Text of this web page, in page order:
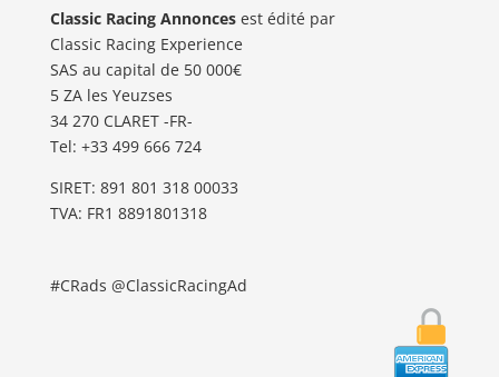
Classic Racing Annoncesest édité par
Classic Racing Experience
SAS au capital de 50 000€
5 ZA les Yeuzses
34 270 CLARET -FR-
Tel: ‭+33 499 666 724‬
SIRET: 891 801 318 00033
TVA: FR1 8891801318
#CRads @ClassicRacingAd